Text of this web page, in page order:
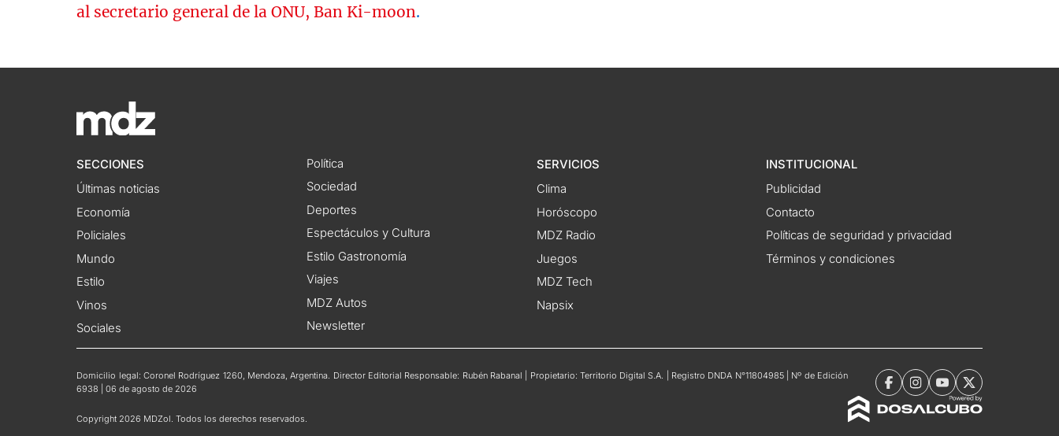
al secretario general de la ONU, Ban Ki-moon.
SECCIONES
Últimas noticias
Economía
Policiales
Mundo
Estilo
Vinos
Sociales
Política
Sociedad
Deportes
Espectáculos y Cultura
Estilo Gastronomía
Viajes
MDZ Autos
Newsletter
SERVICIOS
Clima
Horóscopo
MDZ Radio
Juegos
MDZ Tech
Napsix
INSTITUCIONAL
Publicidad
Contacto
Políticas de seguridad y privacidad
Términos y condiciones
Domicilio legal: Coronel Rodríguez 1260, Mendoza, Argentina. Director Editorial Responsable: Rubén Rabanal | Propietario: Territorio Digital S.A. | Registro DNDA N°11804985 | Nº de Edición
6938 | 06 de agosto de 2026
Copyright 2026 MDZol. Todos los derechos reservados.